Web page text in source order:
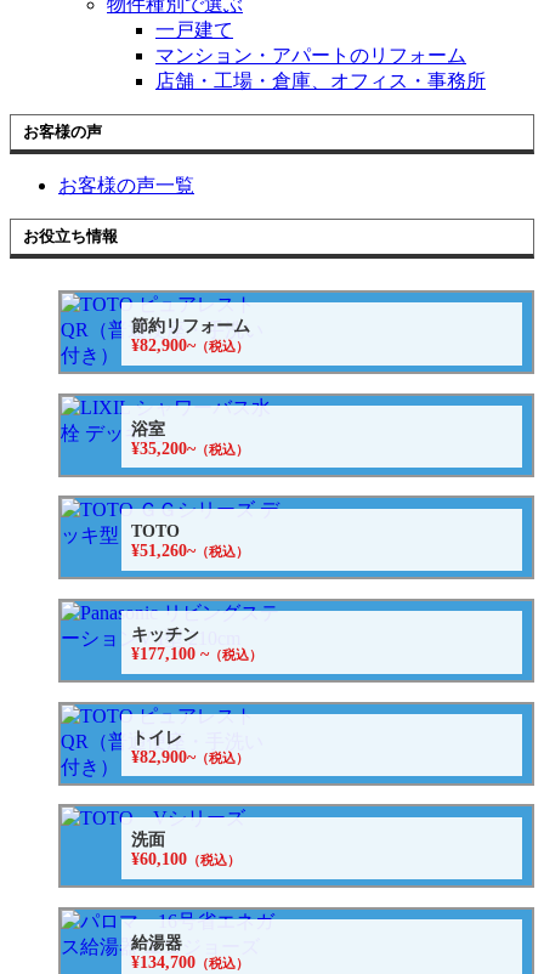
物件種別で選ぶ
一戸建て
マンション・アパートのリフォーム
店舗・工場・倉庫、オフィス・事務所
お客様の声
お客様の声一覧
お役立ち情報
節約リフォーム
¥82,900~（税込）
浴室
¥35,200~（税込）
TOTO
¥51,260~（税込）
キッチン
¥177,100 ~（税込）
トイレ
¥82,900~（税込）
洗面
¥60,100 （税込）
給湯器
¥134,700 （税込）